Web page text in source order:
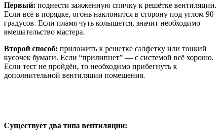
Первый: поднести зажженную спичку к решётке вентиляции.
Если всё в порядке, огонь наклонится в сторону под углом 90
градусов. Если пламя чуть колышется, значит необходимо
вмешательство мастера.
Второй способ: приложить к решетке салфетку или тонкий
кусочек бумаги. Если “прилипнет” — с системой всё хорошо.
Если тест не пройдён, то необходимо прибегнуть к
дополнительной вентиляции помещения.
Существует два типа вентиляции: